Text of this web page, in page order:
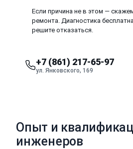
Если причина не в этом —
ремонта. Диагностика
решите отказаться.
+7 (861) 217-65-97
ул. Янковского, 169
Опыт и
инженеров